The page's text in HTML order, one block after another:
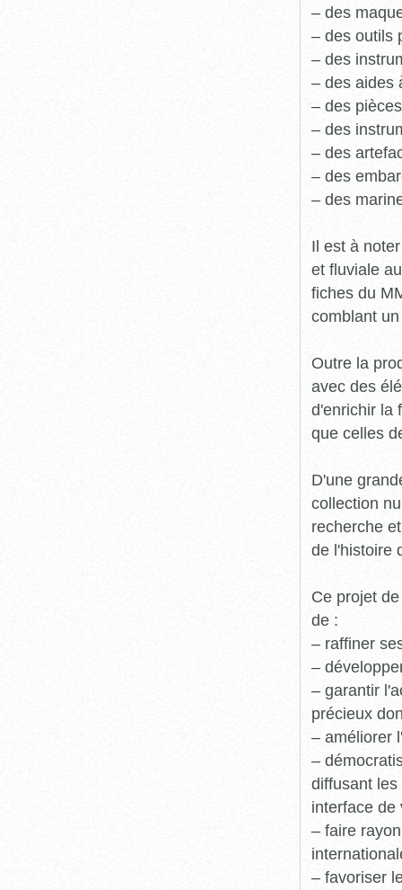
– des
– des outils
– des
– des aides
– des
– des
– des
– des
– des
Il est à
et fluviale
fiches du
comblant
Outre la
avec des
d'enrichir la
que celles
D'une
collection
recherche
de l'histoire
Ce projet
de :
– raffiner
–
– garantir
précieux
– améliorer
–
diffusant
interface de
– faire
– favoriser